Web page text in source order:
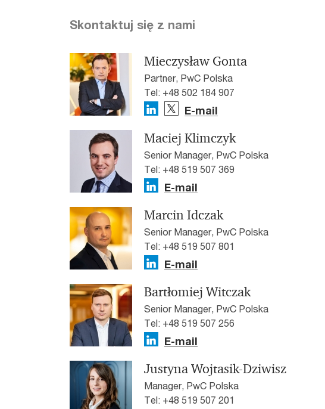
Skontaktuj się z nami
Mieczysław Gonta
Partner, PwC Polska
Tel: +48 502 184 907
E-mail
Maciej Klimczyk
Senior Manager, PwC Polska
Tel: +48 519 507 369
E-mail
Marcin Idczak
Senior Manager, PwC Polska
Tel: +48 519 507 801
E-mail
Bartłomiej Witczak
Senior Manager, PwC Polska
Tel: +48 519 507 256
E-mail
Justyna Wojtasik-Dziwisz
Manager, PwC Polska
Tel: +48 519 507 201